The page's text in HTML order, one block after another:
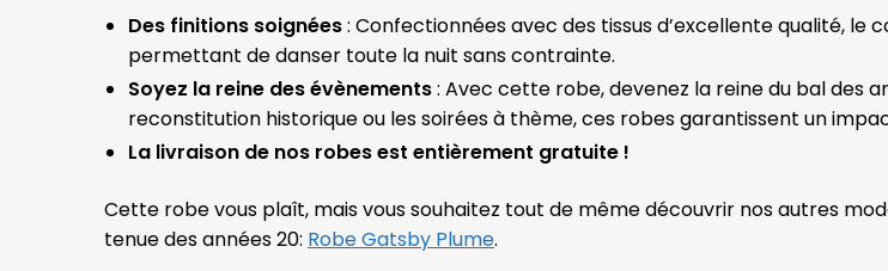
Des finitions soignées: Confectionnées avec des tissus d’excellente qualité,
permettant de danser toute la nuit sans contrainte.
Soyez la reine des évènements: Avec cette robe, devenez la reine du bal des
reconstitution historique ou les soirées à thème, ces robes garantissent un
La livraison de nos robes est entièrement gratuite !
Cette robe vous plaît, mais vous souhaitez tout de même découvrir nos autres
tenue des années 20: Robe Gatsby Plume.